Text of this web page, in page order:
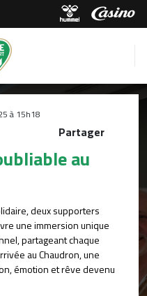
à 15h18
Partager
au
deux supporters
une immersion unique
partageant chaque
au Chaudron, une
émotion et rêve devenu